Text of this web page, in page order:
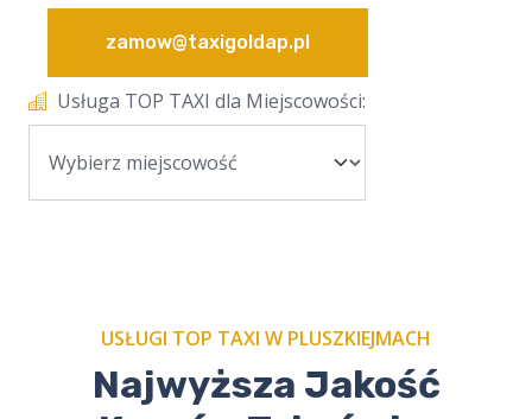
zamow@taxigoldap.pl
Usługa TOP TAXI dla Miejscowości:
USŁUGI TOP TAXI W PLUSZKIEJMACH
Najwyższa Jakość